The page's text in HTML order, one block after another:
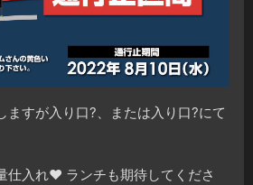
ますが入り口?️、または入り口?️にて
仕入れ❤️ ランチも期待してくださ